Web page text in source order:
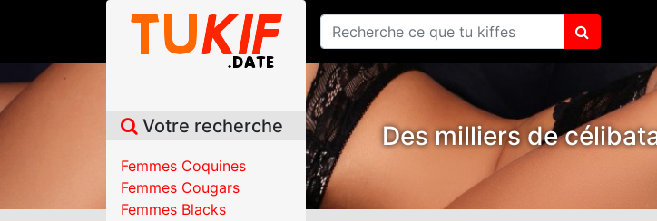
Des milliers de
Votre recherche
Femmes Coquines
Femmes Cougars
Femmes Blacks